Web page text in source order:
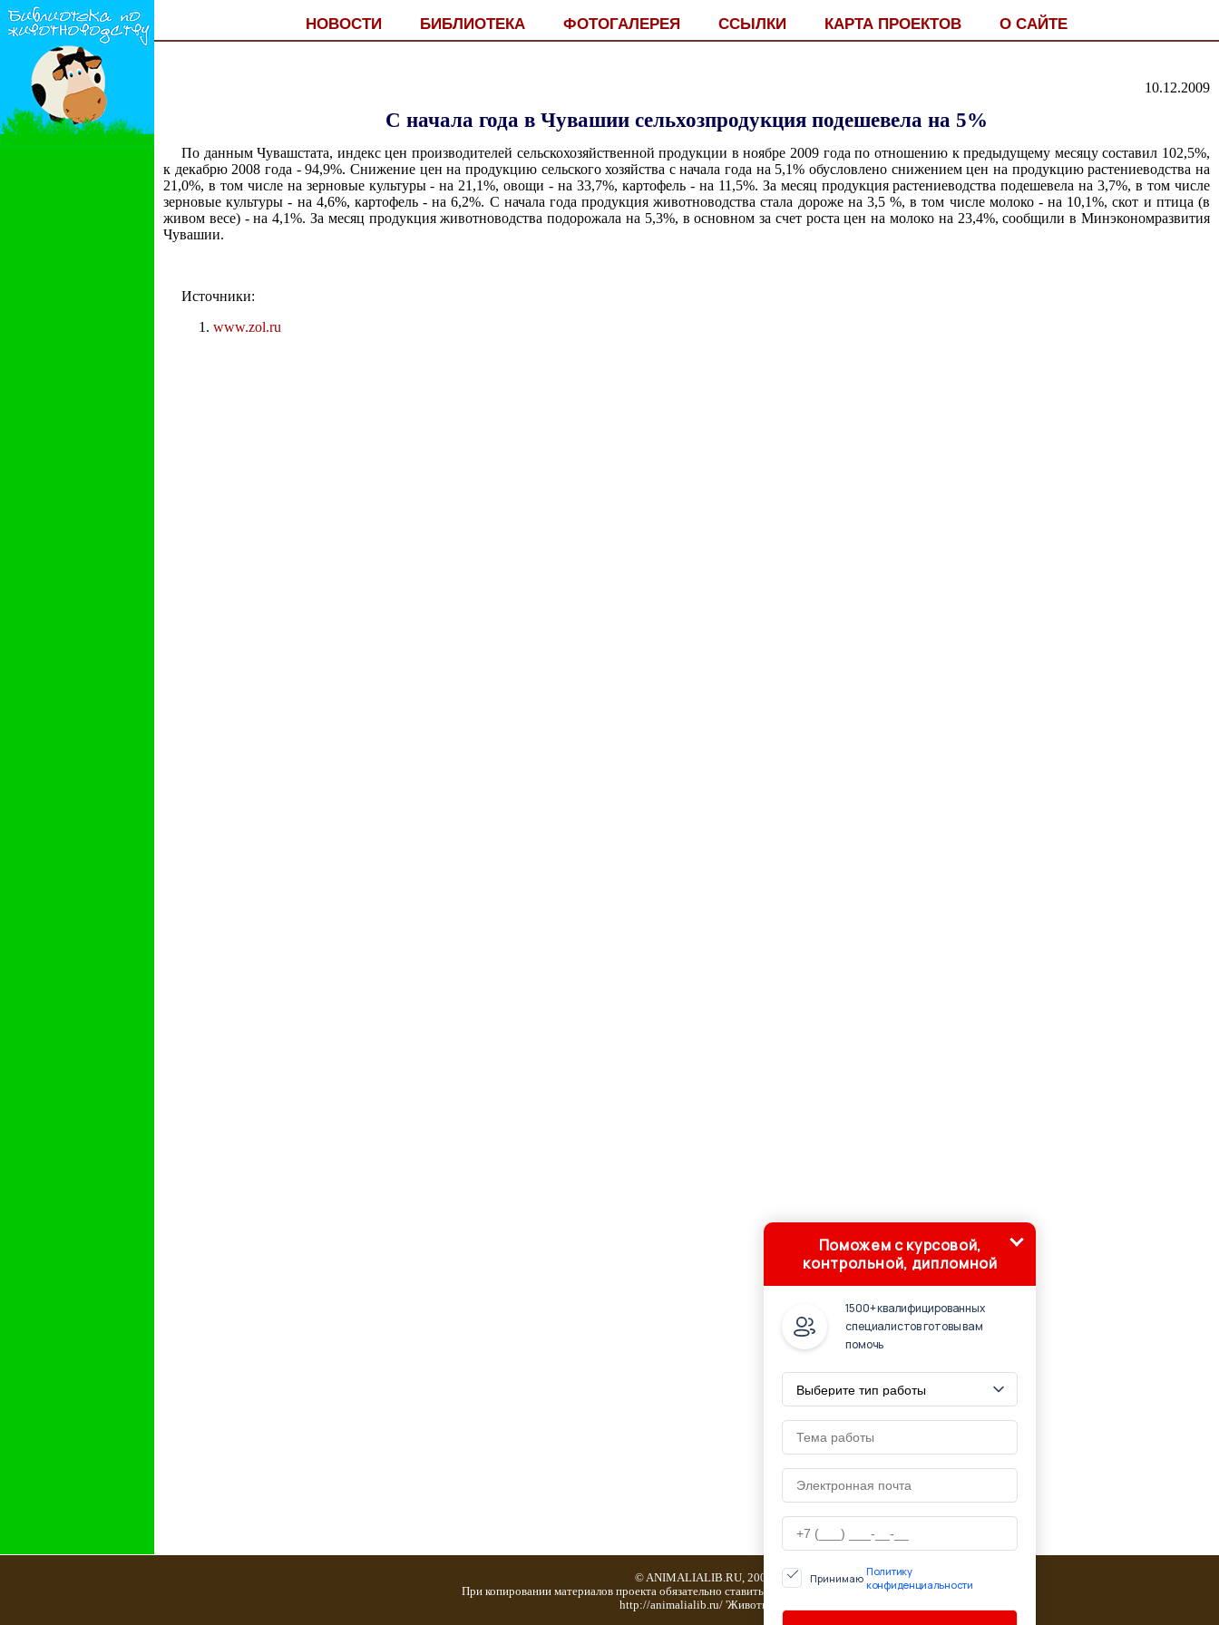
НОВОСТИ БИБЛИОТЕКА ФОТОГАЛЕРЕЯ ССЫЛКИ КАРТА ПРОЕКТОВ О САЙТЕ
10.12.2009
С начала года в Чувашии сельхозпродукция подешевела на 5%
По данным Чувашстата, индекс цен производителей сельскохозяйственной продукции в ноябре 2009 года по отношению к предыдущему месяцу составил 102,5%,
к декабрю 2008 года - 94,9%. Снижение цен на продукцию сельского хозяйства с начала года на 5,1% обусловлено снижением цен на продукцию растениеводства на
21,0%, в том числе на зерновые культуры - на 21,1%, овощи - на 33,7%, картофель - на 11,5%. За месяц продукция растениеводства подешевела на 3,7%, в том числе
зерновые культуры - на 4,6%, картофель - на 6,2%. С начала года продукция животноводства стала дороже на 3,5 %, в том числе молоко - на 10,1%, скот и птица (в
живом весе) - на 4,1%. За месяц продукция животноводства подорожала на 5,3%, в основном за счет роста цен на молоко на 23,4%, сообщили в Минэкономразвития
Чувашии.
Источники:
www.zol.ru
© ANIMALIALIB.RU, 2001-2019
При копировании материалов проекта обязательно ставить активную ссылку на страницу источник:
http://animalialib.ru/ 'Животноводство'
Поможем с курсовой,
контрольной, дипломной
1500+ квалифицированных
специалистов готовы вам
помочь
Принимаю Политику
конфиденциальности